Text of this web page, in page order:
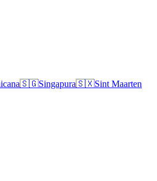
🇸🇬Singapura🇸🇽Sint Maarten